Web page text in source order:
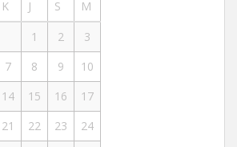
K J S
M
1
2
3
7 8 9
10
14 15 16
17
21 22 23
24